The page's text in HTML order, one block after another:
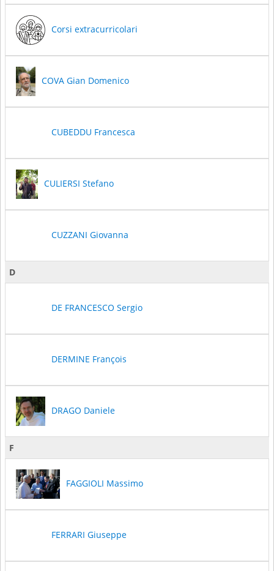
Corsi extracurricolari
COVA Gian Domenico
CUBEDDU Francesca
CULIERSI Stefano
CUZZANI Giovanna
D
DE FRANCESCO Sergio
DERMINE François
DRAGO Daniele
F
FAGGIOLI Massimo
FERRARI Giuseppe